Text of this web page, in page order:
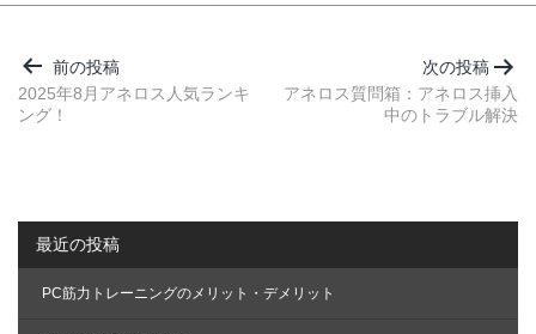
稿
ナ
ビ
シ
ョ
ン
前の投稿
2025年8月アネロス人気ランキ
ング！
次の投稿
アネロス質問箱：アネロス挿入
中のトラブル解決
最近の投稿
PC筋力トレーニングのメリット・デメリット